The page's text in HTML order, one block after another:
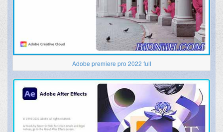
Adobe premiere pro 2022 full